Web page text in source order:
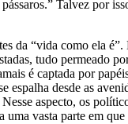
Talvez por
da “vida como ela é”.
tudo permeado
é captada por
desde as
aspecto, os
vasta parte em que